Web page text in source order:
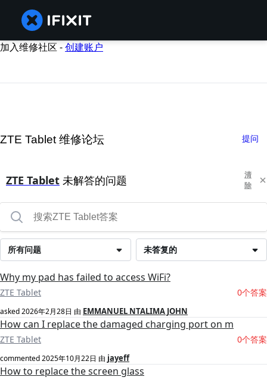
加入维修社区 -创建账户
ZTE Tablet 维修论坛 提问
ZTE Tablet 未解答的问题
清
除
未答复的
所有问题
Why my pad has failed to access WiFi?
ZTE Tablet 0个答案
asked2026年2月28日 由 EMMANUEL NTALIMA JOHN
How can I replace the damaged charging port on m
ZTE Tablet 0个答案
commented2025年10月22日 由 jayeff
How to replace the screen glass